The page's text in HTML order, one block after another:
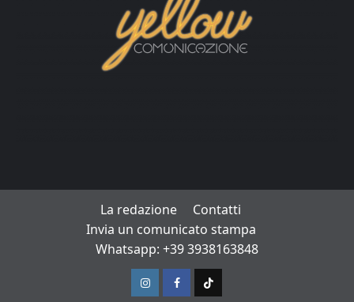
La redazione
Contatti
Invia un comunicato stampa
Whatsapp: +39 3938163848
InstagramFacebook
TikTok